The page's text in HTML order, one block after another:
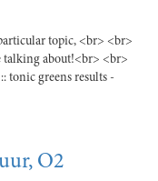
topic, <br> <br>
talking about!<br> <br>
tonic greens results -
O2